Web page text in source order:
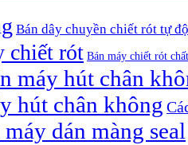
Bán dây chuyền chiết rót tự
chiết rót Bán máy chiết rót
máy hút chân
hút chân không
dán màng seal